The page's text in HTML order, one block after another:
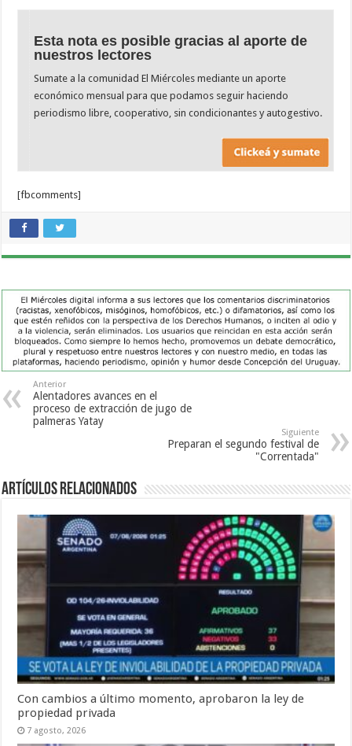
Esta nota es posible gracias al aporte de
nuestros lectores
Sumate a la comunidad El Miércoles mediante un aporte
económico mensual para que podamos seguir haciendo
periodismo libre, cooperativo, sin condicionantes y autogestivo.
[fbcomments]
Anterior
Alentadores avances en el
proceso de extracción de jugo de
palmeras Yatay
Siguiente
Preparan el segundo festival de
"Correntada"
Artículos Relacionados
Con cambios a último momento, aprobaron la ley de
propiedad privada
7 agosto, 2026